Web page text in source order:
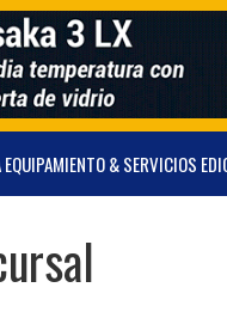
EQUIPAMIENTO & SERVICIOS